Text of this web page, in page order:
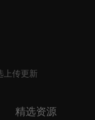
上传更新
精选资源